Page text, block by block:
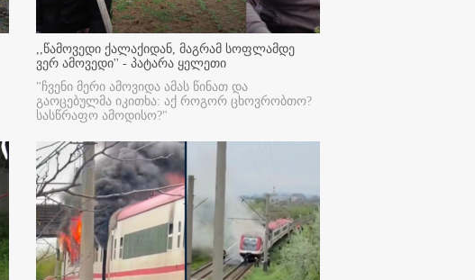
,,წამოვედი ქალაქიდან, მაგრამ სოფლამდე
ვერ ამოვედი'' - პატარა ყელეთი
"ჩვენი მერი ამოვიდა ამას წინათ და
გაოცებულმა იკითხა: აქ როგორ ცხოვრობთო?
სასწრაფო ამოდისო?"